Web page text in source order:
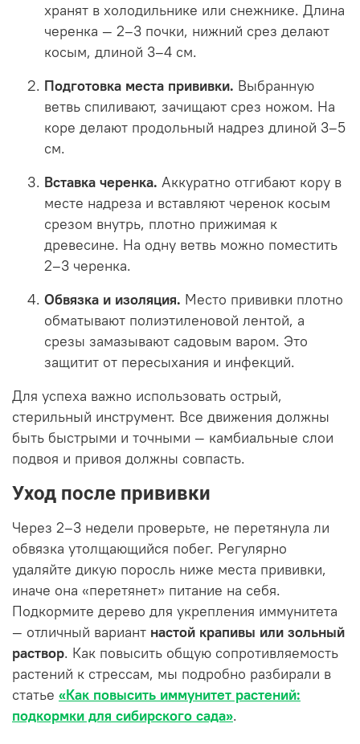
хранят в холодильнике или снежнике. Длина
черенка — 2–3 почки, нижний срез делают
косым, длиной 3–4 см.
Подготовка места прививки. Выбранную
ветвь спиливают, зачищают срез ножом. На
коре делают продольный надрез длиной 3–5
см.
Вставка черенка. Аккуратно отгибают кору в
месте надреза и вставляют черенок косым
срезом внутрь, плотно прижимая к
древесине. На одну ветвь можно поместить
2–3 черенка.
Обвязка и изоляция. Место прививки плотно
обматывают полиэтиленовой лентой, а
срезы замазывают садовым варом. Это
защитит от пересыхания и инфекций.
Для успеха важно использовать острый,
стерильный инструмент. Все движения должны
быть быстрыми и точными — камбиальные слои
подвоя и привоя должны совпасть.
Уход после прививки
Через 2–3 недели проверьте, не перетянула ли
обвязка утолщающийся побег. Регулярно
удаляйте дикую поросль ниже места прививки,
иначе она «перетянет» питание на себя.
Подкормите дерево для укрепления иммунитета
— отличный вариант настой крапивы или зольный
раствор. Как повысить общую сопротивляемость
растений к стрессам, мы подробно разбирали в
статье «Как повысить иммунитет растений:
подкормки для сибирского сада».